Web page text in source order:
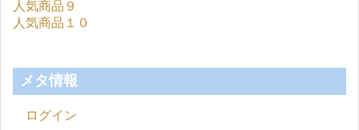
人気商品９
人気商品１０
メタ情報
ログイン